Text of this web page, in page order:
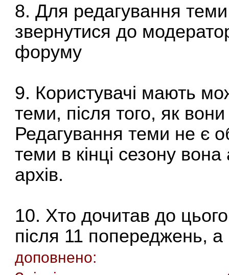
8. Для редагування
звернутися до
форуму
9. Користувачі мають
теми, після того, як
Редагування теми не є
теми в кінці сезону
архів.
10. Хто дочитав до
після 11 попереджень,
доповнено: